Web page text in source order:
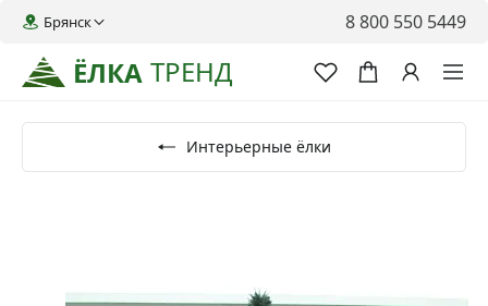
ЁЛКА ТРЕНД
Брянск 8 800 550 5449
Интерьерные ёлки